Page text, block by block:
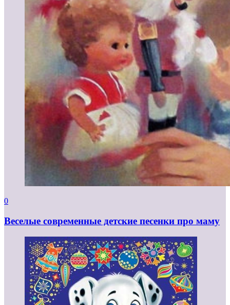
0
Веселые современные детские песенки про маму